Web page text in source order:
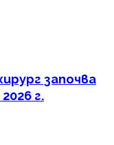
започва
г.